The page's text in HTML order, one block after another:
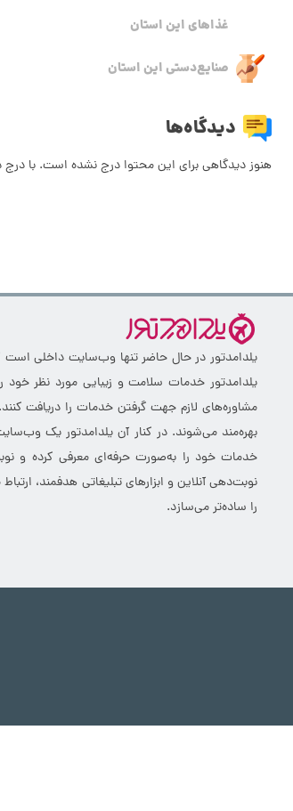
امامزاده حمزه (ع)
یلدامدتور در حال حاضر تنها وب‌سایت داخلی است
یلدامدتور خدمات سلامت و زیبایی مورد نظر